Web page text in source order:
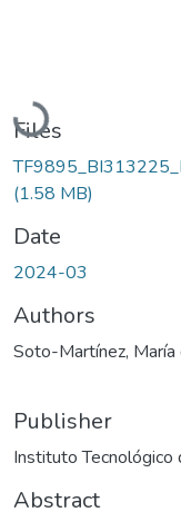
Loading...
Files
(1.58 MB)
Date
2024-03
Authors
Soto-Martínez, María
Publisher
Instituto Tecnológico
Abstract